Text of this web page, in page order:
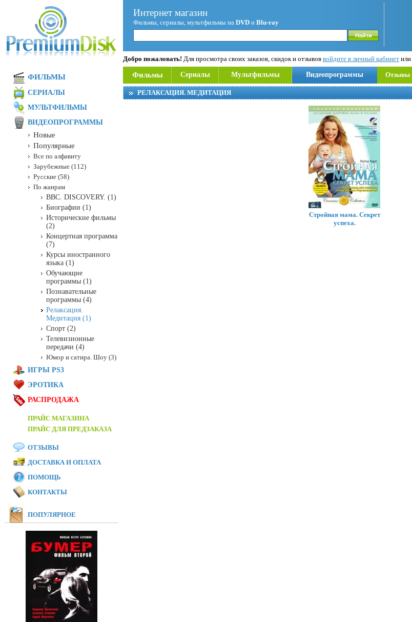
Интернет магазин
Фильмы, сериалы, мультфильмы на DVD и Blu-ray
Добро пожаловать! Для просмотра своих заказов, скидок и отзывов войдите в личный кабинет или
Фильмы Сериалы Мультфильмы Видеопрограммы Отзывы
РЕЛАКСАЦИЯ. МЕДИТАЦИЯ
Стройная мама. Секрет
успеха.
ФИЛЬМЫ
СЕРИАЛЫ
МУЛЬТФИЛЬМЫ
ВИДЕОПРОГРАММЫ
Новые
Популярные
Все по алфавиту
Зарубежные (112)
Русские (58)
По жанрам
BBC. DISCOVERY. (1)
Биографии (1)
Исторические фильмы
(2)
Концертная программа
(7)
Курсы иностранного
языка (1)
Обучающие
программы (1)
Познавательные
программы (4)
Релаксация.
Медитация (1)
Спорт (2)
Телевизионные
передачи (4)
Юмор и сатира. Шоу (3)
ИГРЫ PS3
ЭРОТИКА
РАСПРОДАЖА
ПРАЙС МАГАЗИНА
ПРАЙС ДЛЯ ПРЕДЗАКАЗА
ОТЗЫВЫ
ДОСТАВКА И ОПЛАТА
ПОМОЩЬ
КОНТАКТЫ
ПОПУЛЯРНОЕ